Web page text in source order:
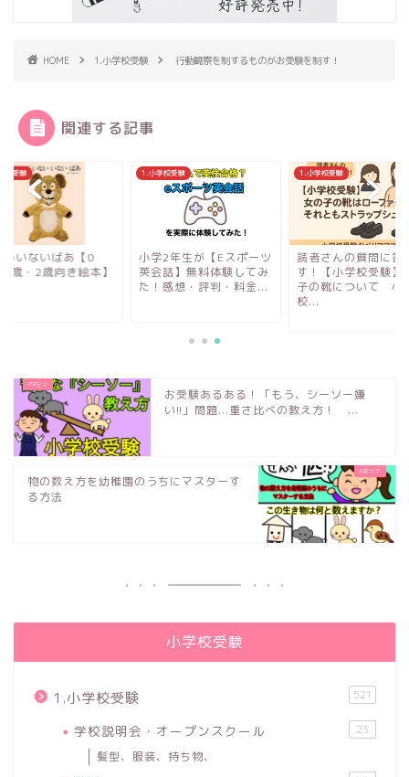
HOME 1.小学校受験 行動観察を制するものがお受験を制す！
関連する記事
校受験
いいないばあ【0
1歳・2歳向き絵本】
1.小学校受験
小学2年生が【Eスポーツ
英会話】無料体験してみ
た！感想・評判・料金...
1.小学校受験
読者さんの質問に答
す！【小学校受験】
子の靴について 小
校...
お受験あるある！「もう、シーソー嫌
い!!」問題...重さ比べの教え方！ ...
物の数え方を幼稚園のうちにマスターす
る方法
小学校受験
1.小学校受験 521
学校説明会・オープンスクール 23
髪型、服装、持ち物、